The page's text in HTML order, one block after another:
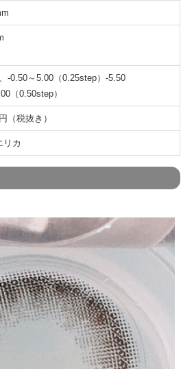
-0.50～5.00（0.25step）-5.50
（0.50step）
（税抜き）
リカ